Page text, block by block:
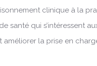
clinique à la
santé qui s’intéressent
la prise en